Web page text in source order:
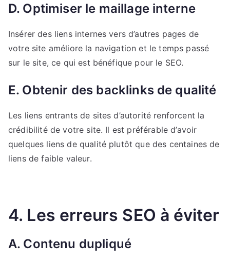
D. Optimiser le maillage interne
Insérer des liens internes vers d’autres pages de
votre site améliore la navigation et le temps passé
sur le site, ce qui est bénéfique pour le SEO.
E. Obtenir des backlinks de qualité
Les liens entrants de sites d’autorité renforcent la
crédibilité de votre site. Il est préférable d’avoir
quelques liens de qualité plutôt que des centaines de
liens de faible valeur.
4. Les erreurs SEO à éviter
A. Contenu dupliqué